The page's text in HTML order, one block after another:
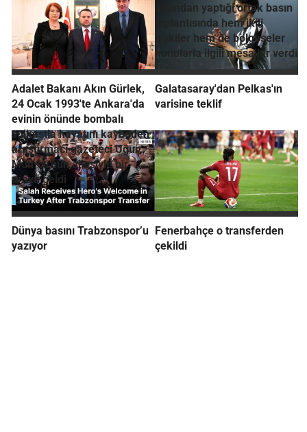
ardından yaptığı ortak basın
toplantısında hem ikili
ilişkiler hem de bölgeseler
konularla ilgili mesajlar verdi
Adalet Bakanı Akın Gürlek,
24 Ocak 1993'te Ankara'da
evinin önünde bombalı
suikastla hayatını kaybeden
araştırmacı gazeteci Uğur
Mumcu'nun ailesiyle bir
araya geldi
Galatasaray'dan Pelkas'ın
varisine teklif
Dünya basını Trabzonspor’u
yazıyor
Fenerbahçe o transferden
çekildi